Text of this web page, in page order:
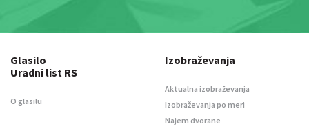
Glasilo
Uradni list RS
O glasilu
Izobraževanja
Aktualna izobraževanja
Izobraževanja po meri
Najem dvorane